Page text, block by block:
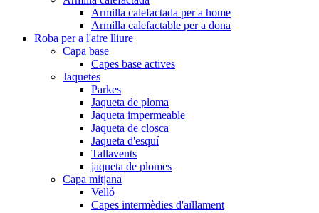
Armilla calefactada per a home
Armilla calefactable per a dona
Roba per a l'aire lliure
Capa base
Capes base actives
Jaquetes
Parkes
Jaqueta de ploma
Jaqueta impermeable
Jaqueta de closca
Jaqueta d'esquí
Tallavents
jaqueta de plomes
Capa mitjana
Velló
Capes intermèdies d'aïllament